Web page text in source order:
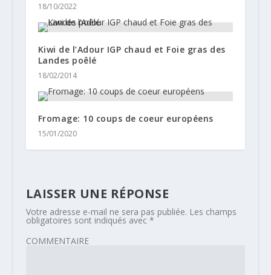
18/10/2022
Kiwi de l’Adour IGP chaud et Foie gras des
Landes poêlé
18/02/2014
Fromage: 10 coups de coeur européens
15/01/2020
LAISSER UNE RÉPONSE
Votre adresse e-mail ne sera pas publiée. Les champs
obligatoires sont indiqués avec *
COMMENTAIRE